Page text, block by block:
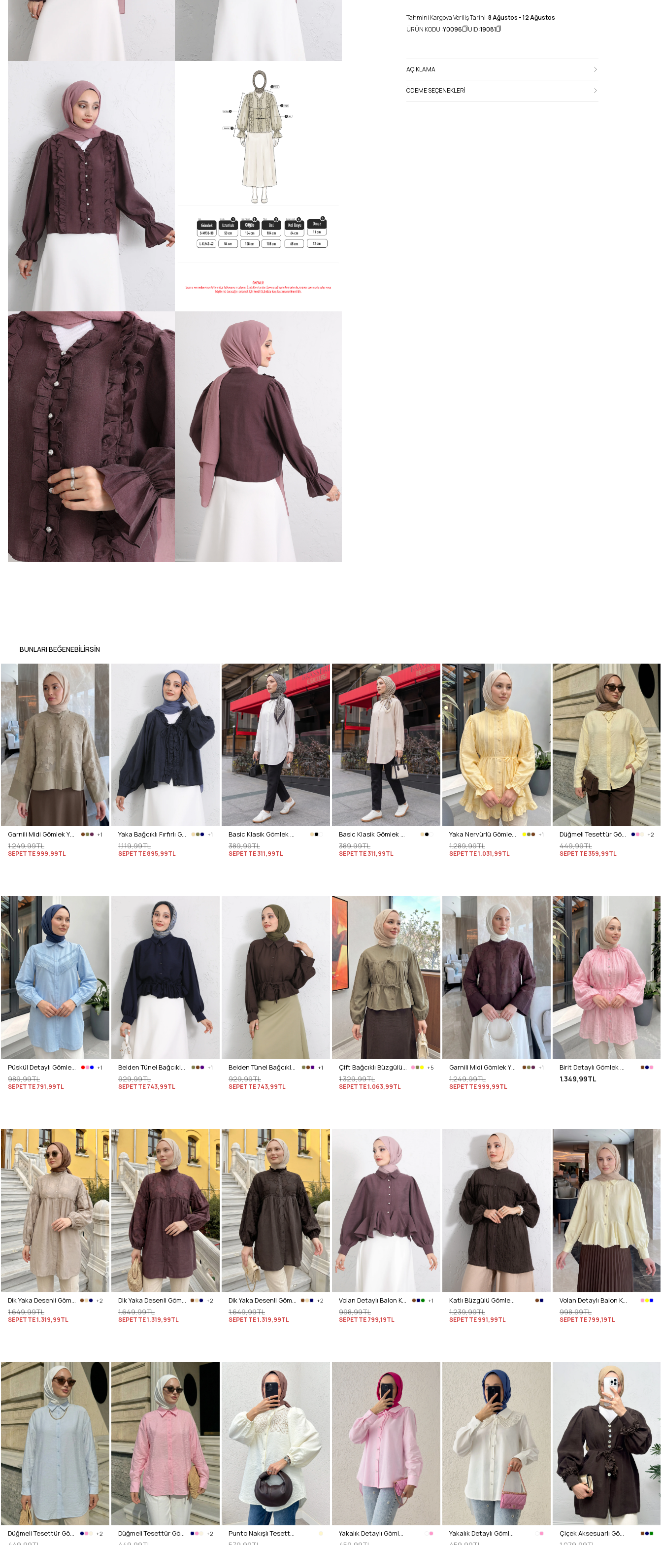
Tahmini Kargoya Veriliş Tarihi :8 Ağustos - 12 Ağustos
ÜRÜN KODU :Y0096 UID :19081
AÇIKLAMA
ÖDEME SEÇENEKLERI
BUNLARI BEĞENEBILIRSIN
Garnili Midi Gömlek Y0138 - AÇIK HAKİ +1
1.249,99TL
SEPETTE999,99TL
Yaka Bağcıklı Fırfırlı Gömlek Y0108 - LACİVERT +1
1.119,99TL
SEPETTE895,99TL
Basic Klasik Gömlek 4062 - BEYAZ
389,99TL
SEPETTE311,99TL
Basic Klasik Gömlek 4062 - BEJ
389,99TL
SEPETTE311,99TL
Yaka Nervürlü Gömlek Y0109 - AÇIK SARI +1
1.289,99TL
SEPETTE1.031,99TL
Düğmeli Tesettür Gömlek 612137 - SARI +2
449,99TL
SEPETTE359,99TL
Püskül Detaylı Gömlek 2109 - BEBE MAVİSİ +1
989,99TL
SEPETTE791,99TL
Belden Tünel Bağcıklı Gömlek Y0117 - LACİVERT +1
929,99TL
SEPETTE743,99TL
Belden Tünel Bağcıklı Gömlek Y0117 - KAHVERENGİ +1
929,99TL
SEPETTE743,99TL
Çift Bağcıklı Büzgülü Gömlek Y0099 - AÇIK HAKİ +5
1.329,99TL
SEPETTE1.063,99TL
Garnili Midi Gömlek Y0138 - MÜRDÜM +1
1.249,99TL
SEPETTE999,99TL
Birit Detaylı Gömlek Y0122 - PEMBE
1.349,99TL
Dik Yaka Desenli Gömlek Y0112 - BEJ +2
1.649,99TL
SEPETTE1.319,99TL
Dik Yaka Desenli Gömlek Y0112 - MÜRDÜM +2
1.649,99TL
SEPETTE1.319,99TL
Dik Yaka Desenli Gömlek Y0112 - ACI KAHVE +2
1.649,99TL
SEPETTE1.319,99TL
Volan Detaylı Balon Kol Gömlek Y0095 - MÜRDÜM +1
998,99TL
SEPETTE799,19TL
Katlı Büzgülü Gömlek Y0098 - KAHVERENGİ
1.239,99TL
SEPETTE991,99TL
Volan Detaylı Balon Kol Gömlek Y0095 - SARI
998,99TL
SEPETTE799,19TL
Düğmeli Tesettür Gömlek 612137 - BEBE MAVİSİ +2 Düğmeli Tesettür Gömlek 612137 - PEMBE +2 Punto Nakışlı Tesettür Gömlek 2241 - KREM Yakalık Detaylı Gömlek 2214 - PEMBE Yakalık Detaylı Gömlek 2214 - BEYAZ Çiçek Aksesuarlı Gömlek 0064 - KAHVERENGİ